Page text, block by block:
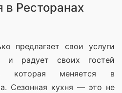
в Ресторанах
предлагает свои услуги
и радует своих гостей
которая меняется в
Сезонная кухня — это не